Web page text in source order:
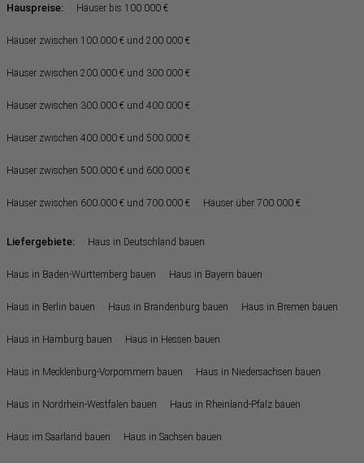
Hauspreise: Häuser bis 100.000 €
Häuser zwischen 100.000 € und 200.000 €
Häuser zwischen 200.000 € und 300.000 €
Häuser zwischen 300.000 € und 400.000 €
Häuser zwischen 400.000 € und 500.000 €
Häuser zwischen 500.000 € und 600.000 €
Häuser zwischen 600.000 € und 700.000 € Häuser über 700.000 €
Liefergebiete: Haus in Deutschland bauen
Haus in Baden-Württemberg bauen Haus in Bayern bauen
Haus in Berlin bauen Haus in Brandenburg bauen Haus in Bremen bauen
Haus in Hamburg bauen Haus in Hessen bauen
Haus in Mecklenburg-Vorpommern bauen Haus in Niedersachsen bauen
Haus in Nordrhein-Westfalen bauen Haus in Rheinland-Pfalz bauen
Haus im Saarland bauen Haus in Sachsen bauen